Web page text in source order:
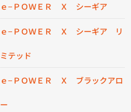
ｅ−ＰＯＷＥＲ Ｘ シーギア
ｅ−ＰＯＷＥＲ Ｘ シーギア リ
ミテッド
ｅ−ＰＯＷＥＲ Ｘ ブラックアロ
ー